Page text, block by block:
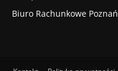
Biuro Rachunkowe Poznań